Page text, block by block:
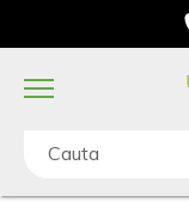
Cauta